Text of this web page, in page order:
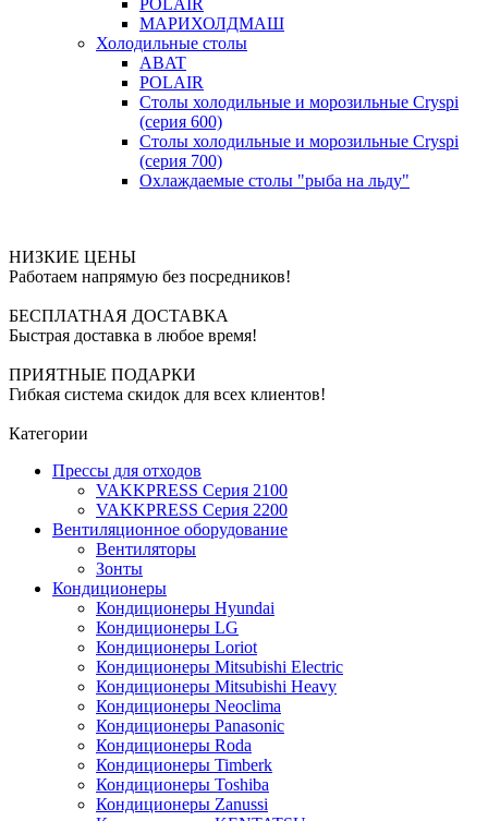
МАРИХОЛДМАШ
Холодильные столы
ABAT
POLAIR
Столы холодильные и морозильные Cryspi
(серия 600)
Столы холодильные и морозильные Cryspi
(серия 700)
Охлаждаемые столы "рыба на льду"
НИЗКИЕ ЦЕНЫ
Работаем напрямую без посредников!
БЕСПЛАТНАЯ ДОСТАВКА
Быстрая доставка в любое время!
ПРИЯТНЫЕ ПОДАРКИ
Гибкая система скидок для всех клиентов!
Категории
Прессы для отходов
VAKKPRESS Серия 2100
VAKKPRESS Серия 2200
Вентиляционное оборудование
Вентиляторы
Зонты
Кондиционеры
Кондиционеры Hyundai
Кондиционеры LG
Кондиционеры Loriot
Кондиционеры Mitsubishi Electric
Кондиционеры Mitsubishi Heavy
Кондиционеры Neoclima
Кондиционеры Panasonic
Кондиционеры Roda
Кондиционеры Timberk
Кондиционеры Toshiba
Кондиционеры Zanussi